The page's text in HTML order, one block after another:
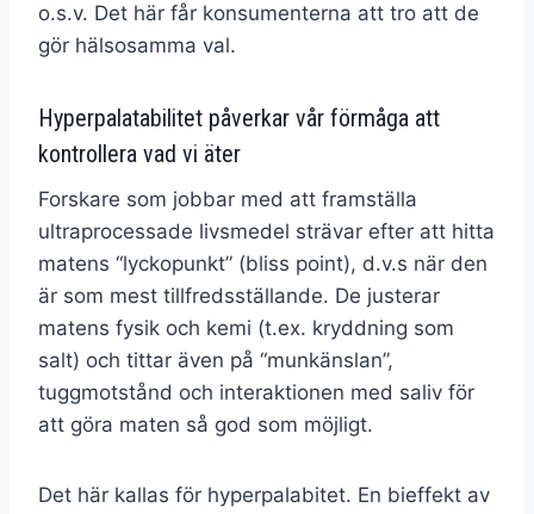
o.s.v. Det här får konsumenterna att tro att de
gör hälsosamma val.
Hyperpalatabilitet påverkar vår förmåga att
kontrollera vad vi äter
Forskare som jobbar med att framställa
ultraprocessade livsmedel strävar efter att hitta
matens “lyckopunkt” (bliss point), d.v.s när den
är som mest tillfredsställande. De justerar
matens fysik och kemi (t.ex. kryddning som
salt) och tittar även på “munkänslan”,
tuggmotstånd och interaktionen med saliv för
att göra maten så god som möjligt.
Det här kallas för hyperpalabitet. En bieffekt av